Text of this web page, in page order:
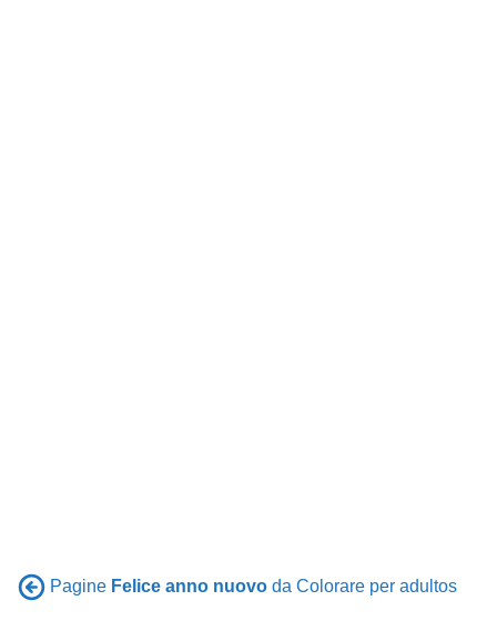
Pagine Felice anno nuovo da Colorare per adultos